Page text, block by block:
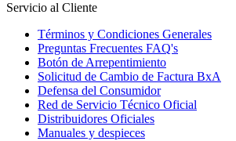
Servicio al Cliente
Términos y Condiciones Generales
Preguntas Frecuentes FAQ's
Botón de Arrepentimiento
Solicitud de Cambio de Factura BxA
Defensa del Consumidor
Red de Servicio Técnico Oficial
Distribuidores Oficiales
Manuales y despieces